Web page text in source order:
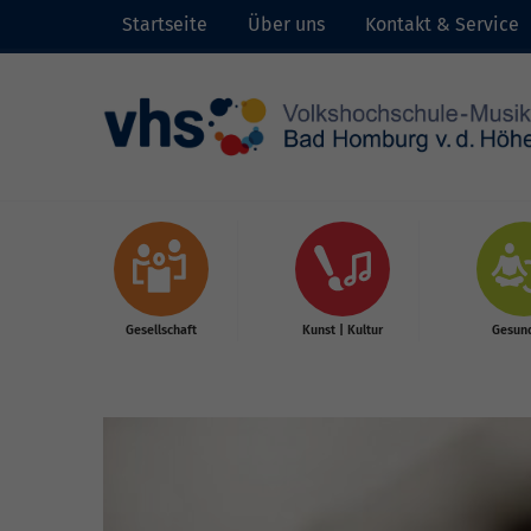
Startseite Über uns Kontakt & Service
Gesellschaft Kunst | Kultur